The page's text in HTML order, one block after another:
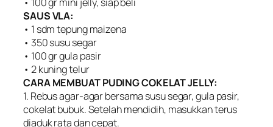
SAUS VLA:
• 1 sdm tepung maizena
• 350 susu segar
• 100 gr gula pasir
• 2 kuning telur
CARA MEMBUAT PUDING COKELAT JELLY:
1. Rebus agar-agar bersama susu segar, gula pasir,
cokelat bubuk. Setelah mendidih, masukkan terus
diaduk rata dan cepat.